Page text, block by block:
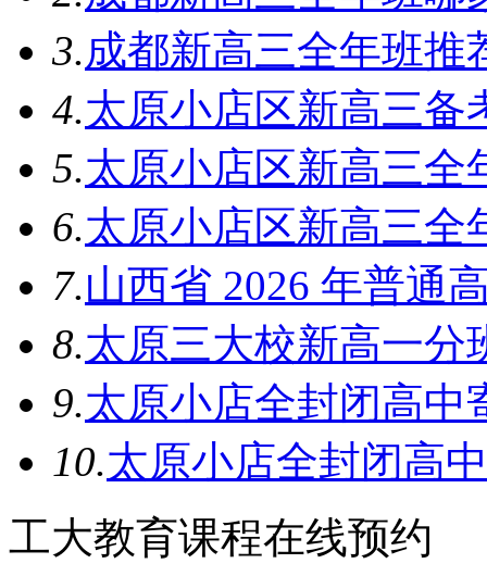
3.成都新高三全年班推
4.太原小店区新高三备
5.太原小店区新高三全
6.太原小店区新高三全
7.山西省 2026 年普通
8.太原三大校新高一分
9.太原小店全封闭高中
10.太原小店全封闭高
工大教育课程在线预约